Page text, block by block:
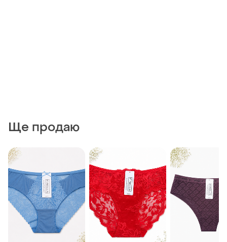
Ще продаю